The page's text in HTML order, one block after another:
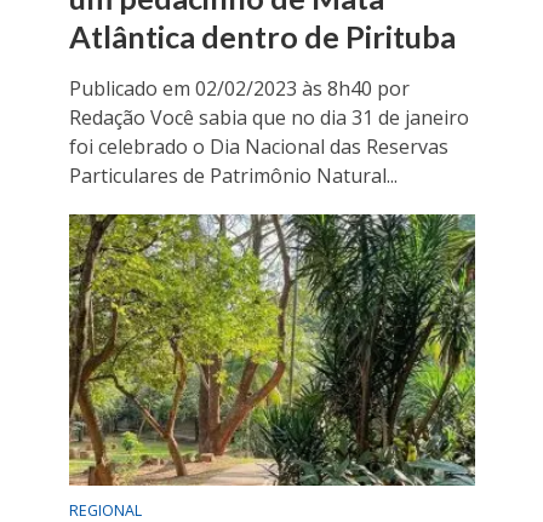
Atlântica dentro de Pirituba
Publicado em 02/02/2023 às 8h40 por
Redação Você sabia que no dia 31 de janeiro
foi celebrado o Dia Nacional das Reservas
Particulares de Patrimônio Natural...
REGIONAL